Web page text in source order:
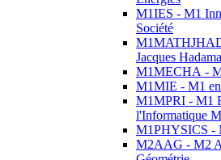
M1IES - M1
Société
Jacques
M1MECHA -
M1MIE - M1
M1MPRI - M1
l'Informatique
M1PHYSICS -
M2AAG - M2